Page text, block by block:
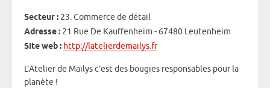
Secteur : 23. Commerce de détail
Adresse : 21 Rue De Kauffenheim - 67480 Leutenheim
Site web : http://latelierdemailys.fr
L’Atelier de Maïlys c’est des bougies responsables pour la
planète !